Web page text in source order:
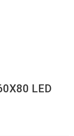
LED
informacija,